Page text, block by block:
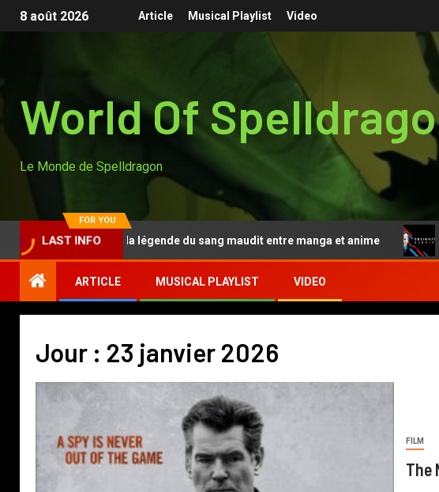
8 août 2026 Article Musical Playlist Video
World Of
Le Monde de Spelldragon
FOR YOU
LAST INFO
Tougen Anki, la légende du sang maudit entre manga et anime
ARTICLE MUSICAL PLAYLIST VIDEO
Jour : 23 janvier 2026
FILM
The